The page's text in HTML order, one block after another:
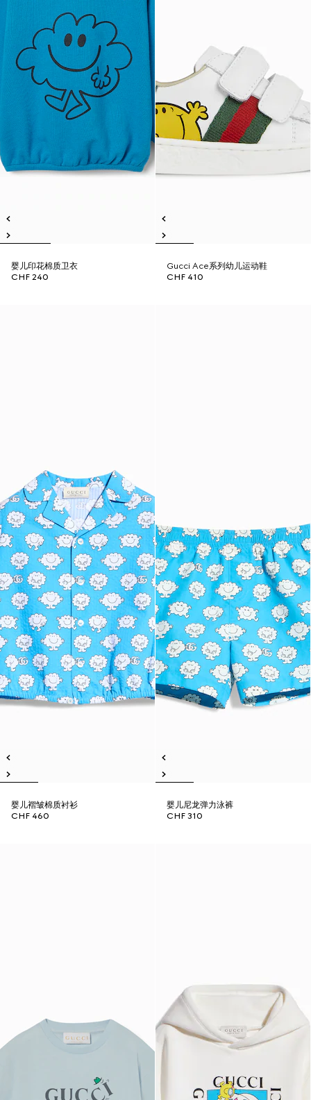
婴儿印花棉质卫衣
CHF 240
Gucci Ace系列幼儿运动鞋
CHF 410
婴儿褶皱棉质衬衫
CHF 460
婴儿尼龙弹力泳裤
CHF 310